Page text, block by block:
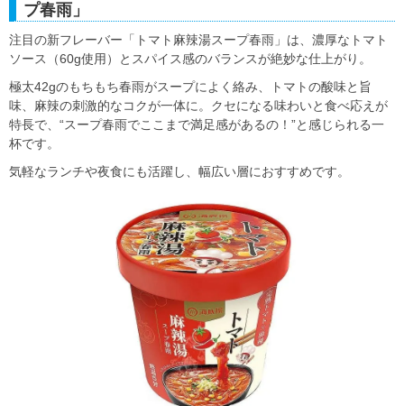
プ春雨」
注目の新フレーバー「トマト麻辣湯スープ春雨」は、濃厚なトマト
ソース（60g使用）とスパイス感のバランスが絶妙な仕上がり。
極太42gのもちもち春雨がスープによく絡み、トマトの酸味と旨
味、麻辣の刺激的なコクが一体に。クセになる味わいと食べ応えが
特長で、“スープ春雨でここまで満足感があるの！”と感じられる一
杯です。
気軽なランチや夜食にも活躍し、幅広い層におすすめです。